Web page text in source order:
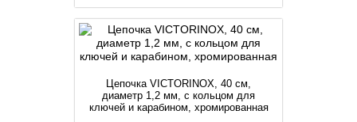
Цепочка VICTORINOX, 40 см,
диаметр 1,2 мм, с кольцом для
ключей и карабином, хромированная